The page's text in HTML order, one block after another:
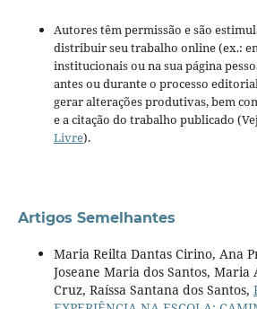
Autores têm permissão e são
distribuir seu trabalho online (ex.:
institucionais ou na sua página
antes ou durante o processo
gerar alterações produtivas, bem
e a citação do trabalho publicado
Livre).
Artigos Semelhantes
Maria Reilta Dantas Cirino, Ana
Joseane Maria dos Santos,
Cruz, Raíssa Santana dos Santos,